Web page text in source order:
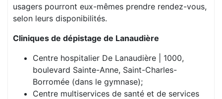
usagers pourront eux-mêmes prendre rendez-vous,
selon leurs disponibilités.
Cliniques de dépistage de Lanaudière
Centre hospitalier De Lanaudière | 1000,
boulevard Sainte-Anne, Saint-Charles-
Borromée (dans le gymnase);
Centre multiservices de santé et de services